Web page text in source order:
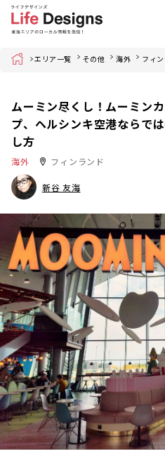
Home エリア一覧 その他 海外 フィ
ムーミン尽くし！ムーミン
プ、ヘルシンキ空港ならで
し方
海外 フィンランド
新谷 友海